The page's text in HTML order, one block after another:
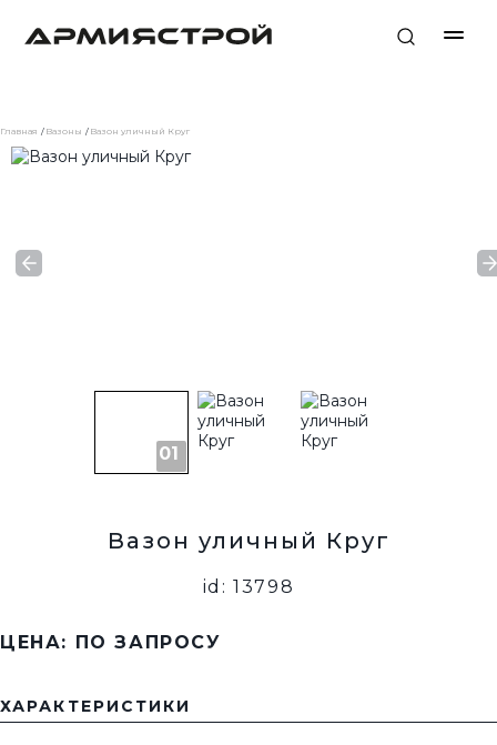
Главная Вазоны Вазон уличный Круг
Вазон уличный Круг
id: 13798
ЦЕНА: ПО ЗАПРОСУ
ХАРАКТЕРИСТИКИ